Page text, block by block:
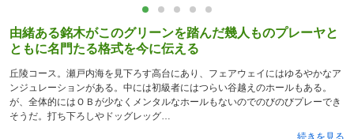
由緒ある銘木がこのグリーンを踏んだ幾人ものプレーヤと
ともに名門たる格式を今に伝える
丘陵コース。瀬戸内海を見下ろす高台にあり、フェアウェイにはゆるやかなア
ンジュレーションがある。中には初級者にはつらい谷越えのホールもある。
が、全体的にはＯＢが少なくメンタルなホールもないのでのびのびプレーでき
そうだ。打ち下ろしやドッグレッグ
続きを見る